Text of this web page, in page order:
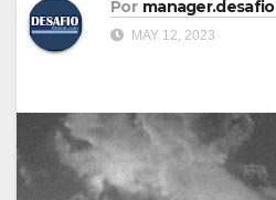
Por manager.desafio
MAY 12, 2023